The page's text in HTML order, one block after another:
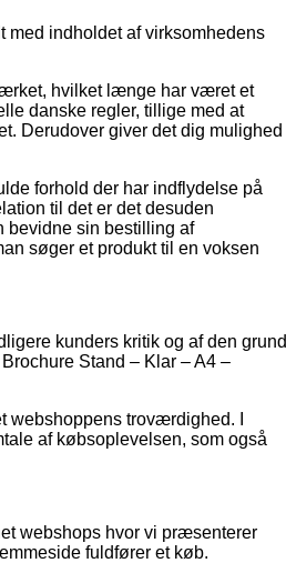
med indholdet af virksomhedens
hvilket længe har været et
danske regler, tillige med at
Derudover giver det dig mulighed
forhold der har indflydelse på
til det er det desuden
bevidne sin bestilling af
søger et produkt til en voksen
kunders kritik og af den grund
Stand – Klar – A4 –
webshoppens troværdighed. I
af købsoplevelsen, som også
webshops hvor vi præsenterer
fuldfører et køb.